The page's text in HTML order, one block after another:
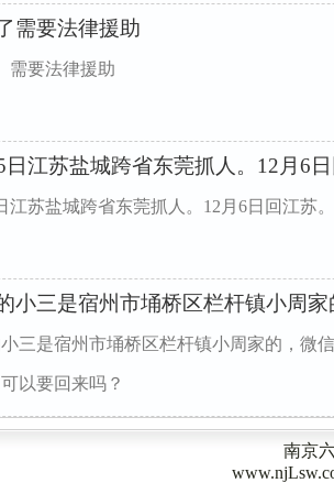
需要法律援助
需要法律援助
江苏盐城跨省东莞抓人。12月6
江苏盐城跨省东莞抓人。12月6日回江苏。
小三是宿州市埇桥区栏杆镇小周
三是宿州市埇桥区栏杆镇小周家的，微
以要回来吗？
南京